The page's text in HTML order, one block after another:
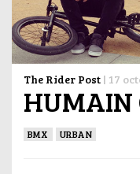
The Rider Post | 17
HUMAIN
BMX URBAN